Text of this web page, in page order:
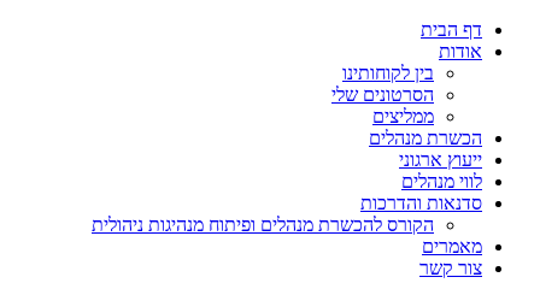
דף הבית
אודות
בין לקוחותינו
הסרטונים שלי
ממליצים
הכשרת מנהלים
ייעוץ ארגוני
לווי מנהלים
סדנאות והדרכות
הקורס להכשרת מנהלים ופיתוח מנהיגות ניהולית
מאמרים
צור קשר